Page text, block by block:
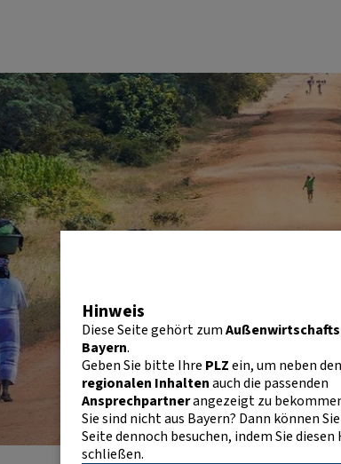
Hinweis
Diese Seite gehört zum
Bayern.
Geben Sie bitte Ihre PLZein, um neben den
regionalen Inhaltenauch die passenden
Ansprechpartnerangezeigt zu
Sie sind nicht aus Bayern? Dann können
Seite dennoch besuchen, indem Sie diesen
schließen.